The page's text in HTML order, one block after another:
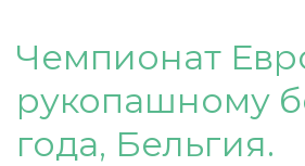
Чемпионат
рукопашному
года, Бельгия.